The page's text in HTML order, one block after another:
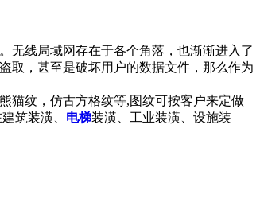
无线局域网存在于各个角落，也渐渐进入了
取，甚至是破坏用户的数据文件，那么作为
猫纹，仿古方格纹等,图纹可按客户来定做
筑装潢、 电梯装潢、工业装潢、设施装